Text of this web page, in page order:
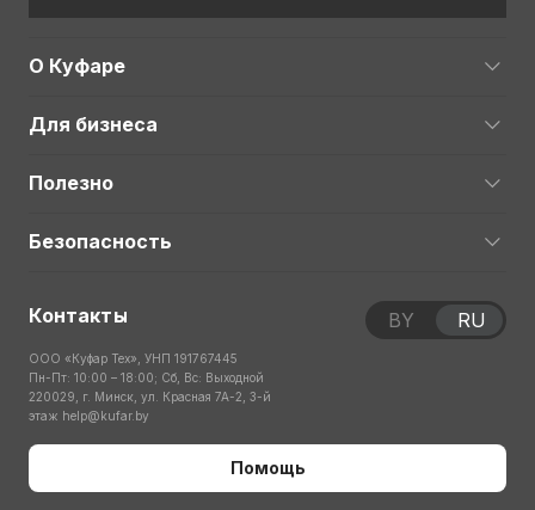
О Куфаре
Для бизнеса
Полезно
Безопасность
Контакты
ООО «Куфар Тех», УНП 191767445
Пн-Пт: 10:00 – 18:00; Сб, Вс: Выходной
220029, г. Минск, ул. Красная 7А-2, 3-й
этаж help@kufar.by
Помощь
BY RU